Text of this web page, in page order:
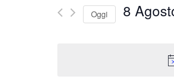
Oggi 8